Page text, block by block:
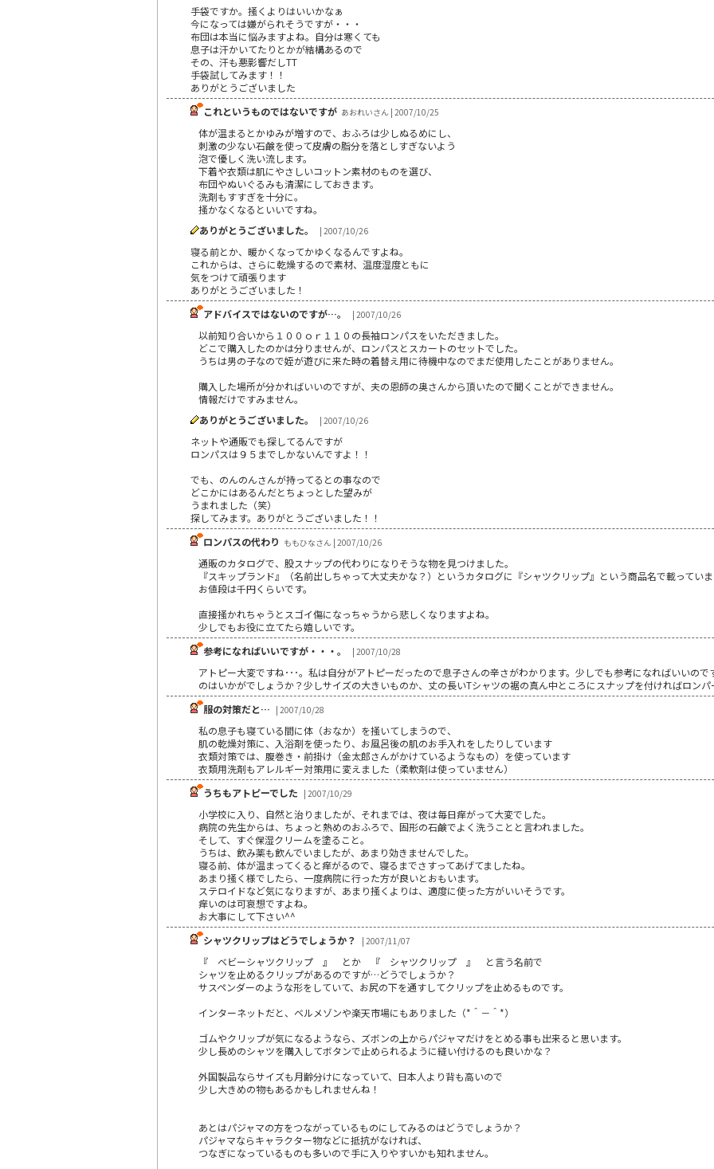
手袋ですか。掻くよりはいいかなぁ
今になっては嫌がられそうですが・・・
布団は本当に悩みますよね。自分は寒くても
息子は汗かいてたりとかが結構あるので
その、汗も悪影響だしTT
手袋試してみます！！
ありがとうございました
これというものではないですが あおれいさん | 2007/10/25
体が温まるとかゆみが増すので、おふろは少しぬるめにし、
刺激の少ない石鹸を使って皮膚の脂分を落としすぎないよう
泡で優しく洗い流します。
下着や衣類は肌にやさしいコットン素材のものを選び、
布団やぬいぐるみも清潔にしておきます。
洗剤もすすぎを十分に。
掻かなくなるといいですね。
ありがとうございました。
| 2007/10/26
寝る前とか、暖かくなってかゆくなるんですよね。
これからは、さらに乾燥するので素材、温度湿度ともに
気をつけて頑張ります
ありがとうございました！
アドバイスではないのですが…。
| 2007/10/26
以前知り合いから１００ｏｒ１１０の長袖ロンパスをいただきました。
どこで購入したのかは分りませんが、ロンパスとスカートのセットでした。
うちは男の子なので姪が遊びに来た時の着替え用に待機中なのでまだ使用したことがありません。
購入した場所が分かればいいのですが、夫の恩師の奥さんから頂いたので聞くことができません。
情報だけですみません。
ありがとうございました。
| 2007/10/26
ネットや通販でも探してるんですが
ロンパスは９５までしかないんですよ！！
でも、のんのんさんが持ってるとの事なので
どこかにはあるんだとちょっとした望みが
うまれました（笑）
探してみます。ありがとうございました！！
ロンパスの代わり ももひなさん | 2007/10/26
通販のカタログで、股スナップの代わりになりそうな物を見つけました。
『スキップランド』（名前出しちゃって大丈夫かな？）というカタログに『シャツクリップ』という商品名で載ってい
お値段は千円くらいです。
直接掻かれちゃうとスゴイ傷になっちゃうから悲しくなりますよね。
少しでもお役に立てたら嬉しいです。
参考になればいいですが・・・。
| 2007/10/28
アトピー大変ですね･･･。私は自分がアトピーだったので息子さんの辛さがわかります。少しでも参考になればいいの
のはいかがでしょうか？少しサイズの大きいものか、丈の長いTシャツの裾の真ん中ところにスナップを付ければロンパ
服の対策だと… | 2007/10/28
私の息子も寝ている間に体（おなか）を掻いてしまうので、
肌の乾燥対策に、入浴剤を使ったり、お風呂後の肌のお手入れをしたりしています
衣類対策では、腹巻き・前掛け（金太郎さんがかけているようなもの）を使っています
衣類用洗剤もアレルギー対策用に変えました（柔軟剤は使っていません）
うちもアトピーでした | 2007/10/29
小学校に入り、自然と治りましたが、それまでは、夜は毎日痒がって大変でした。
病院の先生からは、ちょっと熱めのおふろで、固形の石鹸でよく洗うことと言われました。
そして、すぐ保湿クリームを塗ること。
うちは、飲み薬も飲んでいましたが、あまり効きませんでした。
寝る前、体が温まってくると痒がるので、寝るまでさすってあげてましたね。
あまり掻く様でしたら、一度病院に行った方が良いとおもいます。
ステロイドなど気になりますが、あまり掻くよりは、適度に使った方がいいそうです。
痒いのは可哀想ですよね。
お大事にして下さい^^
シャツクリップはどうでしょうか？
| 2007/11/07
『 ベビーシャツクリップ 』 とか 『 シャツクリップ 』 と言う名前で
シャツを止めるクリップがあるのですが…どうでしょうか？
サスペンダーのような形をしていて、お尻の下を通すしてクリップを止めるものです。
インターネットだと、ベルメゾンや楽天市場にもありました（*＾－＾*）
ゴムやクリップが気になるようなら、ズボンの上からパジャマだけをとめる事も出来ると思います。
少し長めのシャツを購入してボタンで止められるように縫い付けるのも良いかな？
外国製品ならサイズも月齢分けになっていて、日本人より背も高いので
少し大きめの物もあるかもしれませんね！
あとはパジャマの方をつながっているものにしてみるのはどうでしょうか？
パジャマならキャラクター物などに抵抗がなければ、
つなぎになっているものも多いので手に入りやすいかも知れません。